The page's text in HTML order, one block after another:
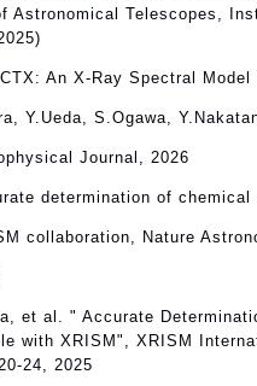
Astronomical Telescopes,
An X-Ray Spectral
Y.Ueda, S.Ogawa,
Journal, 2026
determination of
collaboration, Nature
et al. " Accurate
with XRISM", XRISM
24, 2025